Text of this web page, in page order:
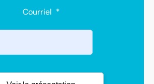
Courriel *